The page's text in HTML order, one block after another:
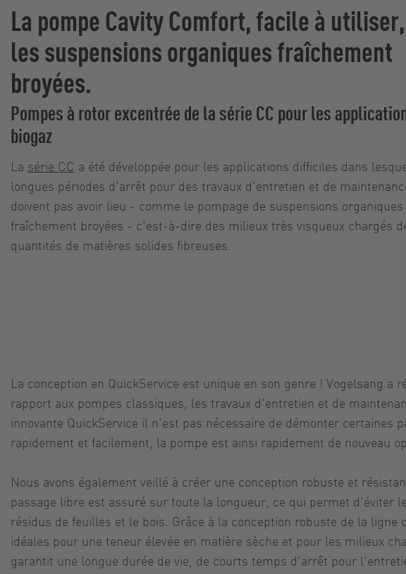
La pompe Cavity Comfort, facile à
les suspensions organiques fraîchement
broyées.
Pompes à rotor excentrée de la série CC pour les
biogaz
La série CC a été développée pour les applications difficiles dans
longues périodes d'arrêt pour des travaux d'entretien et de
doivent pas avoir lieu - comme le pompage de suspensions organiques
fraîchement broyées - c'est-à-dire des milieux très visqueux chargés
quantités de matières solides fibreuses.
La conception en QuickService est unique en son genre ! Vogelsang
rapport aux pompes classiques, les travaux d'entretien et de
innovante QuickService il n'est pas nécessaire de démonter
rapidement et facilement, la pompe est ainsi rapidement de nouveau
Nous avons également veillé à créer une conception robuste et
passage libre est assuré sur toute la longueur, ce qui permet d'éviter
résidus de feuilles et le bois. Grâce à la conception robuste de la
idéales pour une teneur élevée en matière sèche et pour les milieux
garantit une longue durée de vie, de courts temps d'arrêt pour